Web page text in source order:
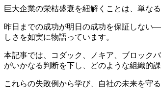
巨大企業の栄枯盛衰を紐解くことは、単な
昨日までの成功が明日の成功を保証しない
しさを如実に物語っています。
本記事では、コダック、ノキア、ブロック
がいかなる判断を下し、どのような組織的
これらの失敗例から学び、自社の未来を守